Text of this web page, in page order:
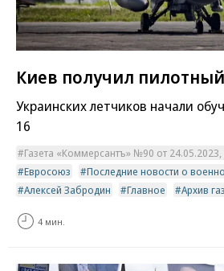
Киев получил
Украинских летчиков начали
16
Газета «Коммерсантъ» №90 от 24.05.2023,
Евросоюз
Последние новости о
Алексей Забродин
Главное Архив
4 мин.